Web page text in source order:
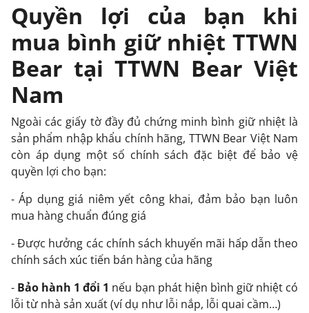
Quyền lợi của bạn khi
mua bình giữ nhiệt TTWN
Bear tại TTWN Bear Việt
Nam
Ngoài các giấy tờ đầy đủ chứng minh bình giữ nhiệt là
sản phẩm nhập khẩu chính hãng, TTWN Bear Việt Nam
còn áp dụng một số chính sách đặc biệt để bảo vệ
quyền lợi cho bạn:
- Áp dụng giá niêm yết công khai, đảm bảo bạn luôn
mua hàng chuẩn đúng giá
- Được hưởng các chính sách khuyến mãi hấp dẫn theo
chính sách xúc tiến bán hàng của hãng
- Bảo hành 1 đổi 1 nếu bạn phát hiện bình giữ nhiệt có
lỗi từ nhà sản xuất (ví dụ như lỗi nắp, lỗi quai cầm…)